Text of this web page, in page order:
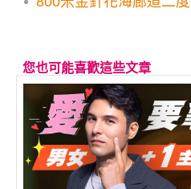
您也可能喜歡這些文章